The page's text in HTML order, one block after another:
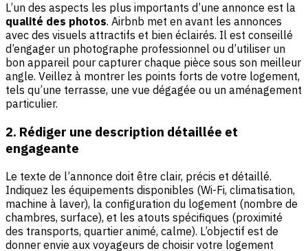
L’un des aspects les plus importants d’une annonce est la
qualité des photos. Airbnb met en avant les annonces
avec des visuels attractifs et bien éclairés. Il est conseillé
d’engager un photographe professionnel ou d’utiliser un
bon appareil pour capturer chaque pièce sous son meilleur
angle. Veillez à montrer les points forts de votre logement,
tels qu’une terrasse, une vue dégagée ou un aménagement
particulier.
2. Rédiger une description détaillée et
engageante
Le texte de l’annonce doit être clair, précis et détaillé.
Indiquez les équipements disponibles (Wi-Fi, climatisation,
machine à laver), la configuration du logement (nombre de
chambres, surface), et les atouts spécifiques (proximité
des transports, quartier animé, calme). L’objectif est de
donner envie aux voyageurs de choisir votre logement